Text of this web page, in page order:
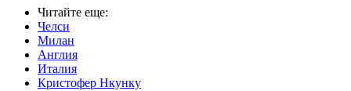
Читайте еще:
Челси
Милан
Англия
Италия
Кристофер Нкунку